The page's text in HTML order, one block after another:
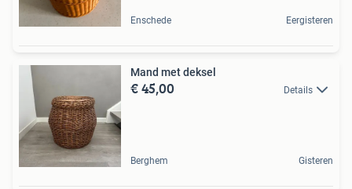
Enschede Eergisteren
Mand met deksel
€ 45,00 Details
Berghem Gisteren